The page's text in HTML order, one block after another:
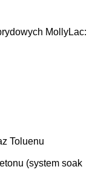
MollyLac:
Toluenu
(system soak